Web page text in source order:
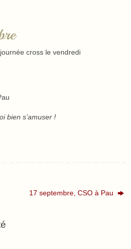
cross le vendredi
bien s’amuser !
17 septembre, CSO à Pau